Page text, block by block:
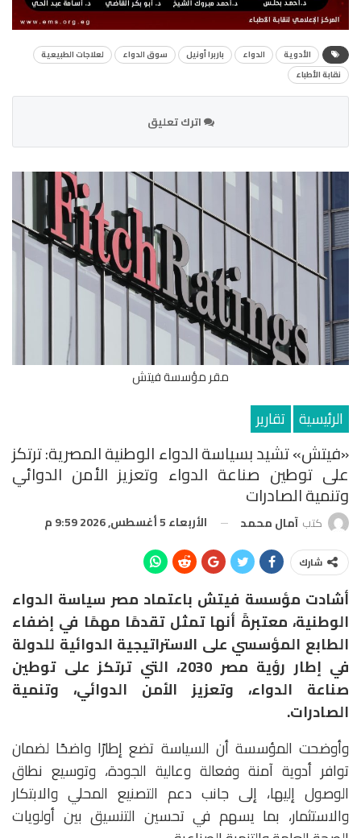
الأدوية الدواء باربرا أونيل سوق الدواء
لعلاجات الطبيعية
نقابة الأطباء
اترك تعليق
مقر مؤسسة فيتش
الرئيسية تقارير
«فيتش» تشيد بسياسة الدواء الوطنية المصرية: ترتكز
على توطين صناعة الدواء وتعزيز الأمن الدوائي
وتنمية الصادرات
كتب آمال محمد الأربعاء 5 أغسطس, 2026 9:59 م
شارك
أشادت مؤسسة فيتش باعتماد مصر سياسة الدواء
الوطنية، معتبرةً أنها تمثل تقدمًا مهمًا في إضفاء
الطابع المؤسسي على الاستراتيجية الدوائية للدولة
في إطار رؤية مصر 2030، التي ترتكز على توطين
صناعة الدواء، وتعزيز الأمن الدوائي، وتنمية
الصادرات.
وأوضحت المؤسسة أن السياسة تضع إطارًا واضحًا لضمان
توافر أدوية آمنة وفعالة وعالية الجودة، وتوسيع نطاق
الوصول إليها، إلى جانب دعم التصنيع المحلي والابتكار
والاستثمار، بما يسهم في تحسين التنسيق بين أولويات